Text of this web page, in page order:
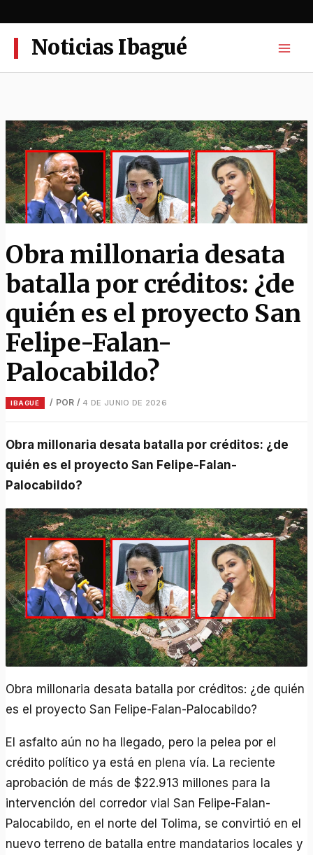
al
contenidoNoticias Ibagué
Obra millonaria desata
batalla por créditos: ¿de
quién es el proyecto San
Felipe-Falan-
Palocabildo?
IBAGUÉ / POR / 4 DE JUNIO DE 2026
Obra millonaria desata batalla por créditos: ¿de
quién es el proyecto San Felipe-Falan-
Palocabildo?
Obra millonaria desata batalla por créditos: ¿de quién
es el proyecto San Felipe-Falan-Palocabildo?
El asfalto aún no ha llegado, pero la pelea por el
crédito político ya está en plena vía. La reciente
aprobación de más de $22.913 millones para la
intervención del corredor vial San Felipe-Falan-
Palocabildo, en el norte del Tolima, se convirtió en el
nuevo terreno de batalla entre mandatarios locales y